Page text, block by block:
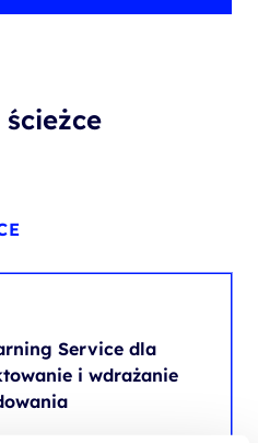
Service dla
i wdrażanie